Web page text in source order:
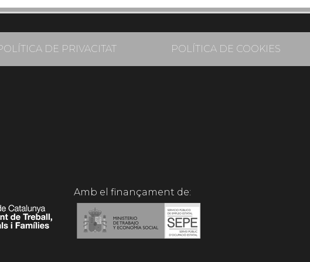
DE PRIVACITAT POLÍTICA DE COOKIES
Amb el finançament de: